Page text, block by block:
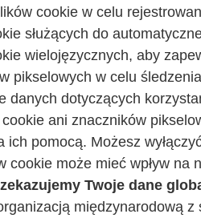
cookie w celu
służących do
wielojęzycznych, aby
pikselowych w celu
danych dotyczących
ani znaczników
ich pomocą. Możesz
cookie może mieć wpływ na
Twoje dane
międzynarodową